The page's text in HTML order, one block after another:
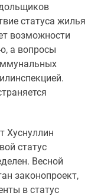
статуса жилья
возможности
а вопросы
Хуснуллин
статус
Весной
законопроект,
в статус